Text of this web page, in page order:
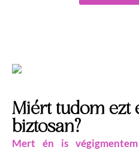
Miért tudom ezt
biztosan?
Mert én is